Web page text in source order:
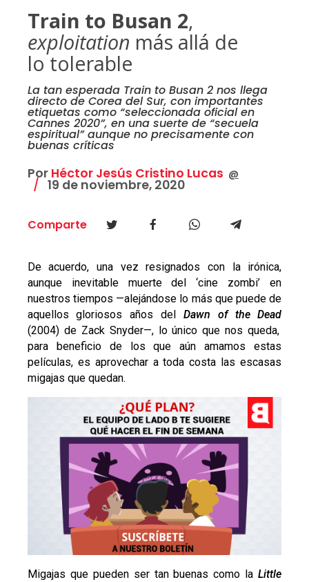
Train to Busan 2,
exploitation más allá de
lo tolerable
La tan esperada Train to Busan 2 nos llega
directo de Corea del Sur, con importantes
etiquetas como “seleccionada oficial en
Cannes 2020”, en una suerte de “secuela
espiritual” aunque no precisamente con
buenas críticas
Por Héctor Jesús Cristino Lucas @
19 de noviembre, 2020
Comparte
De acuerdo, una vez resignados con la irónica,
aunque inevitable muerte del ‘cine zombi’ en
nuestros tiempos —alejándose lo más que puede de
aquellos gloriosos años del Dawn of the Dead
(2004) de Zack Snyder—,lo único que nos queda,
para beneficio de los que aún amamos estas
películas, es aprovechar a toda costa las escasas
migajas que quedan.
Migajas que pueden ser tan buenas como la Little